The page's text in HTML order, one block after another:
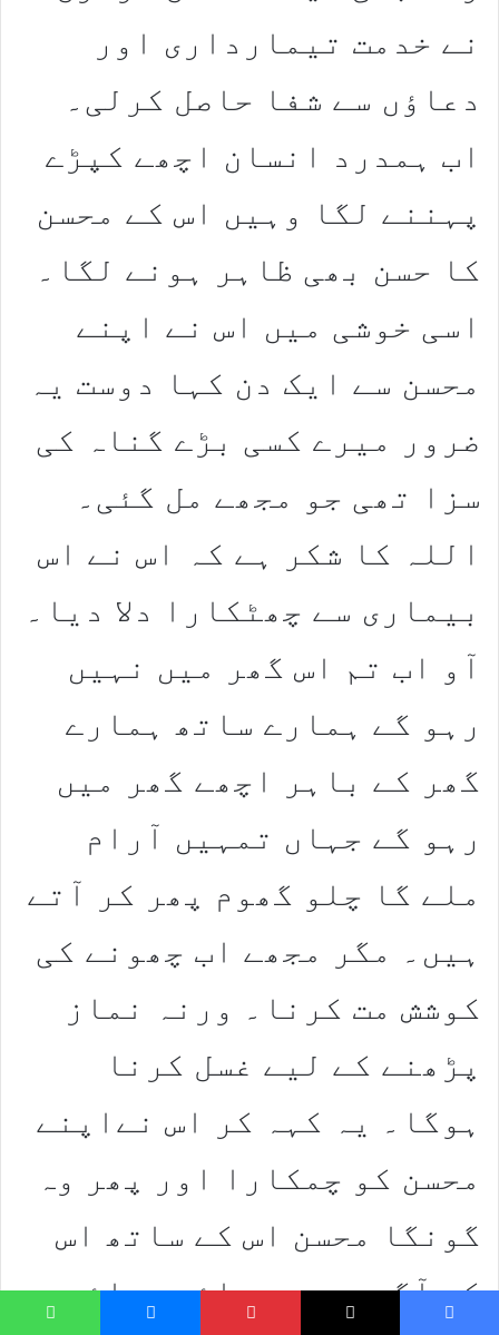
نے خدمت تیمارداری اور
دعاؤں سے شفا حاصل کرلی۔
اب ہمدرد انسان اچھے کپڑے
پہننے لگا وہیں اس کے محسن
کا حسن بھی ظاہر ہونے لگا۔
اسی خوشی میں اس نے اپنے
محسن سے ایک دن کہا دوست یہ
ضرور میرے کسی بڑے گناہ کی
سزا تھی جو مجھے مل گئی۔
اللہ کا شکر ہے کہ اس نے اس
بیماری سے چھٹکارا دلا دیا۔
آو اب تم اس گھر میں نہیں
رہو گے ہمارے ساتھ ہمارے
گھر کے باہر اچھے گھر میں
رہو گے جہاں تمہیں آرام
ملے گا چلو گھوم پھر کر آتے
ہیں۔ مگر مجھے اب چھونے کی
کوشش مت کرنا۔ ورنہ نماز
پڑھنے کے لیے غسل کرنا
ہوگا۔ یہ کہہ کر اس نےاپنے
محسن کو چمکارا اور پھر وہ
گونگا محسن اس کے ساتھ اس
کے آگے پیچھے دائیں بائیں